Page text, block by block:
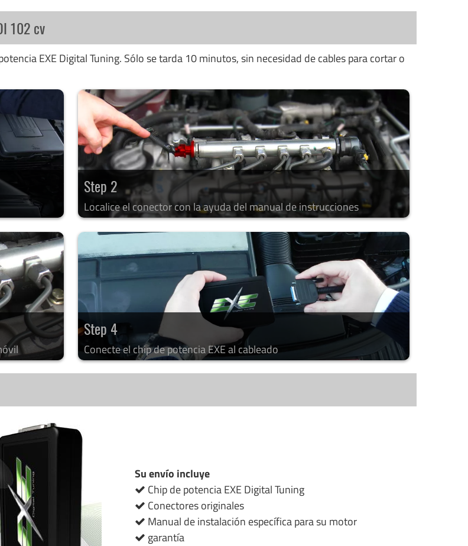
102 cv
EXE Digital Tuning. Sólo se tarda 10 minutos, sin necesidad de cables para cortar o
Step 2
Localice el conector con la ayuda del manual de instrucciones
Step 4
Conecte el chip de potencia EXE al cableado
Su envío incluye
Chip de potencia EXE Digital Tuning
Conectores originales
Manual de instalación específica para su motor
garantía